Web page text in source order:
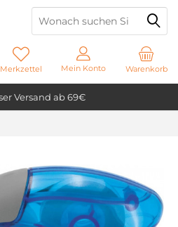
Versand ab 69€
Warenkorb
Merkzettel Mein Konto